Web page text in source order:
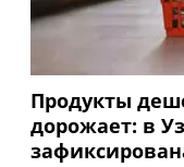
Продукты
дорожает: в